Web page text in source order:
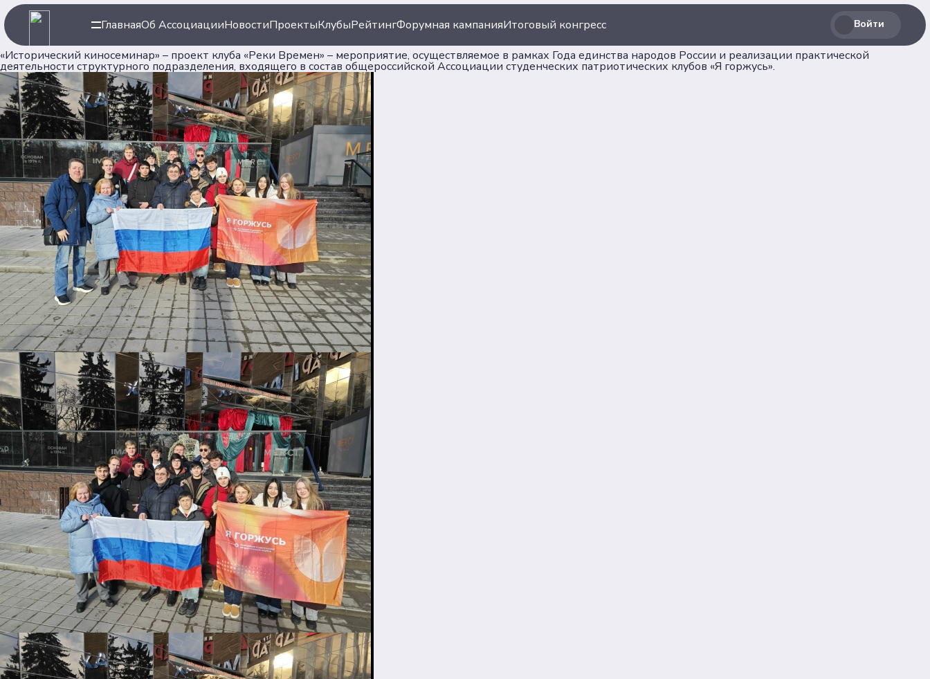
ГлавнаяОб АссоциацииНовостиПроектыКлубыРейтингФорумная кампанияИтоговый конгресс Войти
«Исторический киносеминар» – проект клуба «Реки Времен» – мероприятие, осуществляемое в рамках Года единства народов России и реализации практической
деятельности структурного подразделения, входящего в состав общероссийской Ассоциации студенческих патриотических клубов «Я горжусь».
Навигация
Главная
Новости
Проекты
Клубы
Рейтинг
Форумная кампания
Ассоциация
Об Ассоциации
Команда
Партнеры
Документы Соц. сети